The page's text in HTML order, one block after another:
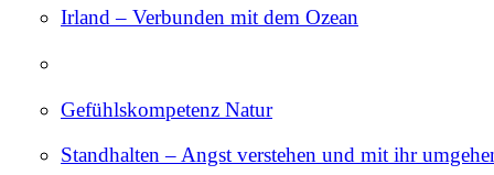
Irland – Verbunden mit dem Ozean
Gefühlskompetenz Natur
Standhalten – Angst verstehen und mit ihr